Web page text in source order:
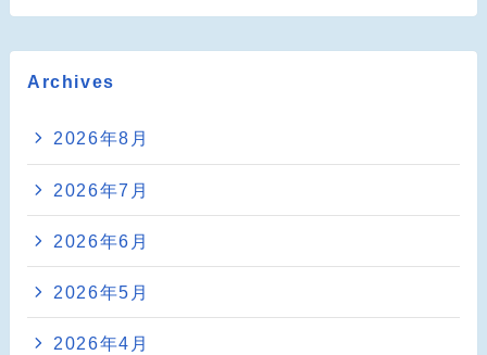
Archives
2026年8月
2026年7月
2026年6月
2026年5月
2026年4月